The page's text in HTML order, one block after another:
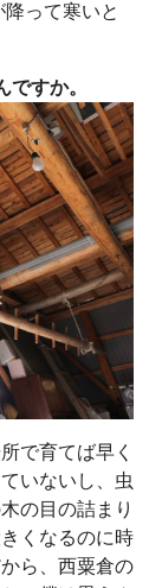
って寒いと
すか。
で育てば早く
いないし、虫
の目の詰まり
くなるのに時
ら、西粟倉の